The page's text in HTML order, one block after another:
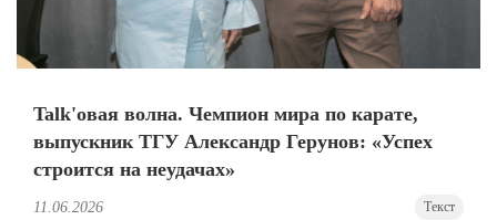
Talk'овая волна. Чемпион мира по карате,
выпускник ТГУ Александр Герунов: «Успех
строится на неудачах»
11.06.2026 Текст